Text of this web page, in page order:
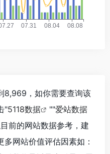
8,969，如你需要查询该
"5118数据 ""爱站数据
前的网站数据参考，建
网站价值评估因素如：